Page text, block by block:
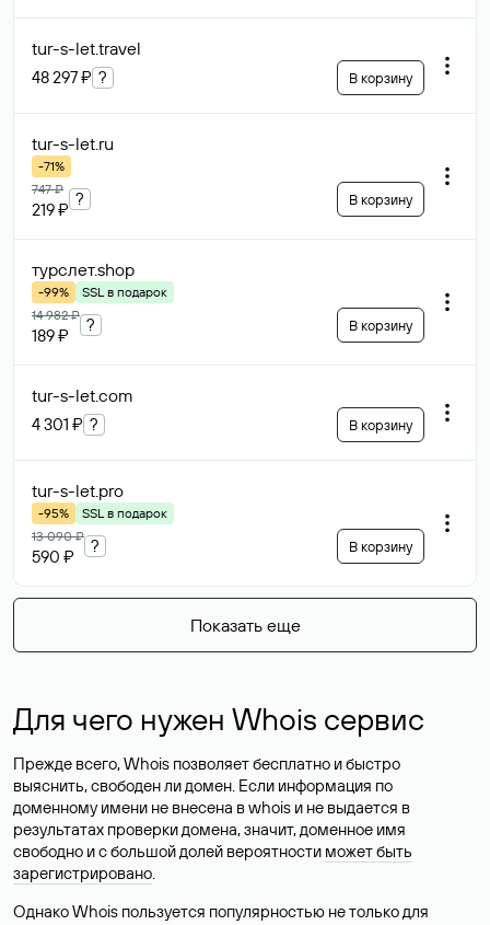
tur-s-let.travel
48 297 ₽ ? В корзину
tur-s-let.ru
-71%
747 ₽
219 ₽
? В корзину
турслет.shop
-99%
SSL в подарок
14 982 ₽
189 ₽
? В корзину
tur-s-let.com
4 301 ₽ ? В корзину
tur-s-let.pro
-95%
SSL в подарок
13 090 ₽
590 ₽
? В корзину
Показать еще
Для чего нужен Whois сервис
Прежде всего, Whois позволяет бесплатно и быстро
выяснить, свободен ли домен. Если информация по
доменному имени не внесена в whois и не выдается в
результатах проверки домена, значит, доменное имя
свободно и с большой долей вероятности может быть
зарегистрировано.
Однако Whois пользуется популярностью не только для